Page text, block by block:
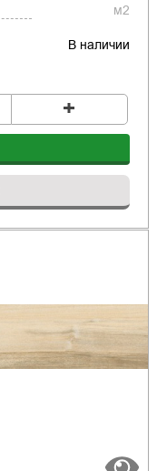
м2
В наличии
+